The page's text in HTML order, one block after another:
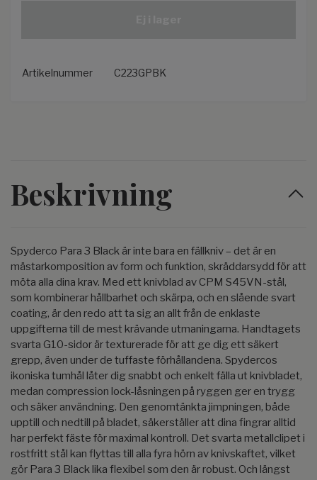
Artikelnummer C223GPBK
Beskrivning
Spyderco Para 3 Black är inte bara en fällkniv – det är en
mästarkomposition av form och funktion, skräddarsydd för att
möta alla dina krav. Med ett knivblad av CPM S45VN-stål,
som kombinerar hållbarhet och skärpa, och en slående svart
coating, är den redo att ta sig an allt från de enklaste
uppgifterna till de mest krävande utmaningarna. Handtagets
svarta G10-sidor är texturerade för att ge dig ett säkert
grepp, även under de tuffaste förhållandena. Spydercos
ikoniska tumhål låter dig snabbt och enkelt fälla ut knivbladet,
medan compression lock-låsningen på ryggen ger en trygg
och säker användning. Den genomtänkta jimpningen, både
upptill och nedtill på bladet, säkerställer att dina fingrar alltid
har perfekt fäste för maximal kontroll. Det svarta metallclipet i
rostfritt stål kan flyttas till alla fyra hörn av knivskaftet, vilket
gör Para 3 Black lika flexibel som den är robust. Och längst